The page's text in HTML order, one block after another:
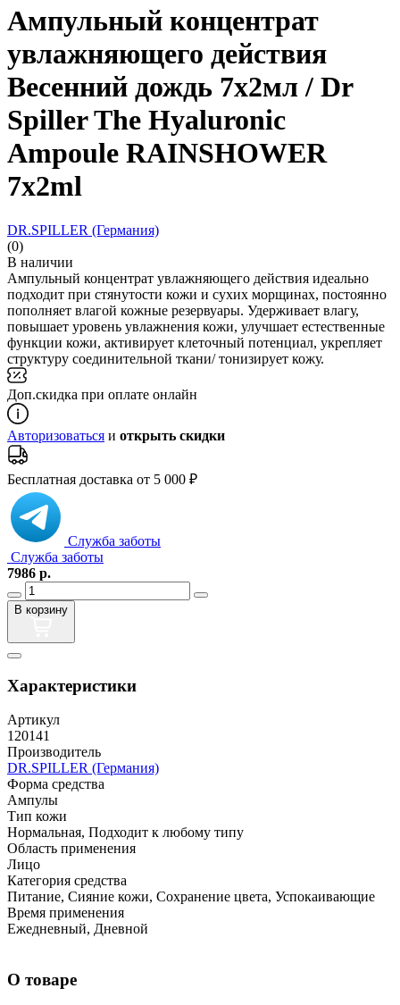
Ампульный концентрат
увлажняющего действия
Весенний дождь 7x2мл / Dr
Spiller The Hyaluronic
Ampoule RAINSHOWER
7x2ml
DR.SPILLER (Германия)
(0)
В наличии
Ампульный концентрат увлажняющего действия идеально
подходит при стянутости кожи и сухих морщинах, постоянно
пополняет влагой кожные резервуары. Удерживает влагу,
повышает уровень увлажнения кожи, улучшает естественные
функции кожи, активирует клеточный потенциал, укрепляет
структуру соединительной ткани/ тонизирует кожу.
Доп.скидка при оплате онлайн
Авторизоваться и открыть скидки
Бесплатная доставка от 5 000 ₽
Служба заботы
Служба заботы
7986 р.
В корзину
Характеристики
Артикул
120141
Производитель
DR.SPILLER (Германия)
Форма средства
Ампулы
Тип кожи
Нормальная, Подходит к любому типу
Область применения
Лицо
Категория средства
Питание, Сияние кожи, Сохранение цвета, Успокаивающие
Время применения
Ежедневный, Дневной
О товаре